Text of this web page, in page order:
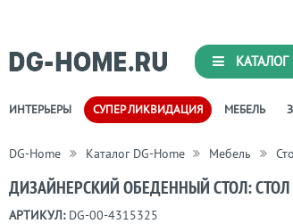
КАТАЛОГ
ИНТЕРЬЕРЫ СУПЕР ЛИКВИДАЦИЯ МЕБЕЛЬ
DG-Home Каталог DG-Home Мебель
ДИЗАЙНЕРСКИЙ ОБЕДЕННЫЙ СТОЛ:
АРТИКУЛ: DG-00-4315325